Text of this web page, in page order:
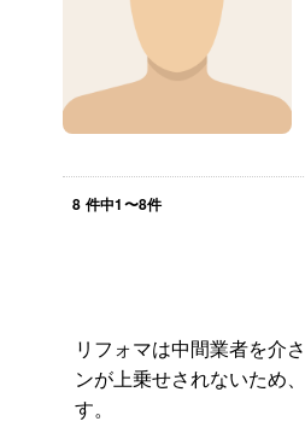
8 件中1〜8件
リフォマは中間業者を介
ンが上乗せされないため
す。